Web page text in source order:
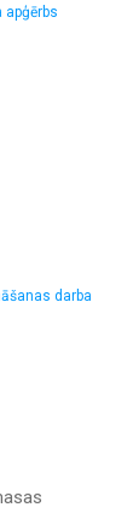
apģērbs
darba